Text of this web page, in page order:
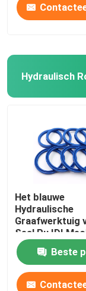
Hydraulisch
Het blauwe
Hydraulische
Graafwerktuig
Seal Pu IDI
Oil Seal For
Beste